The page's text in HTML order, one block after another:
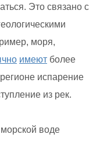
Это связано с
моря,
имеют более
испарение
из рек.
воде